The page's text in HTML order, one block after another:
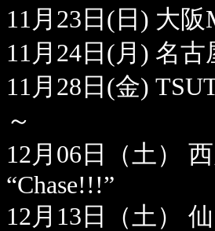
11月23日(日) 大
11月24日(月) 名
11月28日(金)
～
12月06日（土）
“Chase!!!”
12月13日（土）